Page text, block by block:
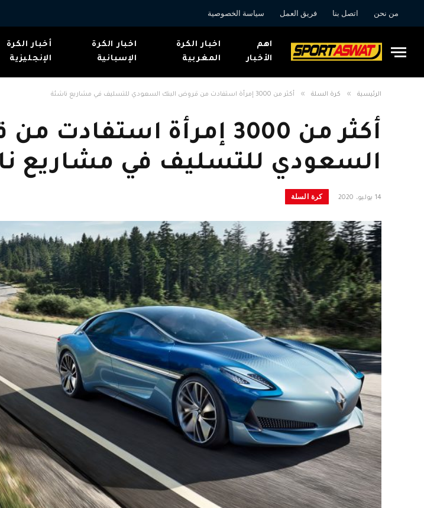
من نحن اتصل بنا فريق العمل سياسة الخصوصية
اهم
الأخبار
اخبار الكرة
المغربية
اخبار الكرة
الإسبانية
أخبار الكرة
الإنجليزية
الرئيسية » كرة السلة » أكثر من 3000 إمرأة استفادت من قروض البنك السعودي للتسليف في مشاريع ناشئة
أكثر من 3000 إمرأة
السعودي للتسليف في مشاريع
14 يوليو، 2020 كرة السلة